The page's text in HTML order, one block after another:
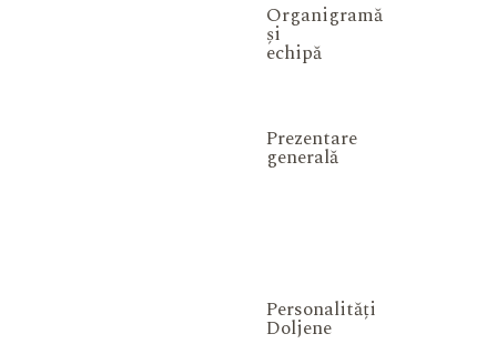
Organigramă
și
echipă
Prezentare
generală
Personalități
Doljene